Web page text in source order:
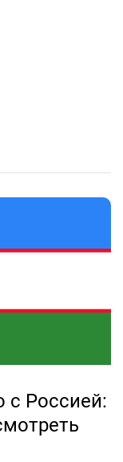
с Россией: